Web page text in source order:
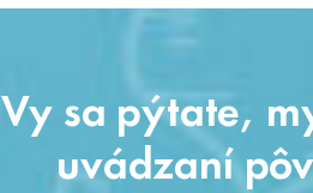
Vy sa pýtate,
uvádzaní